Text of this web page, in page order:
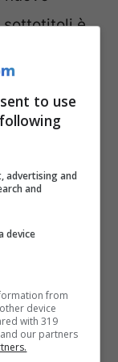
sottotitoli è
uno, non
anche
assorbito
del
dalla
da
ad una
riportava
e
to use
advertising and
and
device
from
device
with 319
our partners